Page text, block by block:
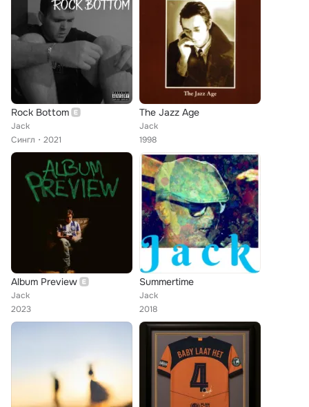
Rock Bottom
Jack
Сингл
2021
The Jazz Age
Jack
1998
Album Preview
Jack
2023
Summertime
Jack
2018